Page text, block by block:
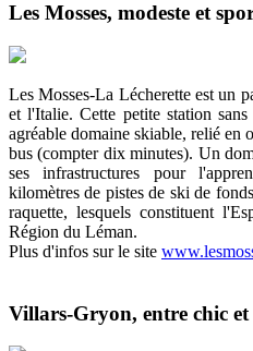
Les Mosses, modeste et
Les Mosses-La Lécherette est un
et l'Italie. Cette petite station
agréable domaine skiable, relié en
bus (compter dix minutes). Un
ses infrastructures pour
kilomètres de pistes de ski de
raquette, lesquels constituent
Région du Léman.
Plus d'infos sur le site
Villars-Gryon, entre chic et